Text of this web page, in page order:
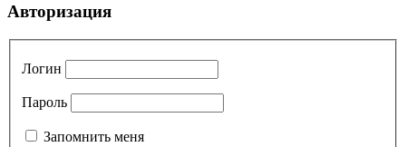
Авторизация
Логин
Пароль
Запомнить меня